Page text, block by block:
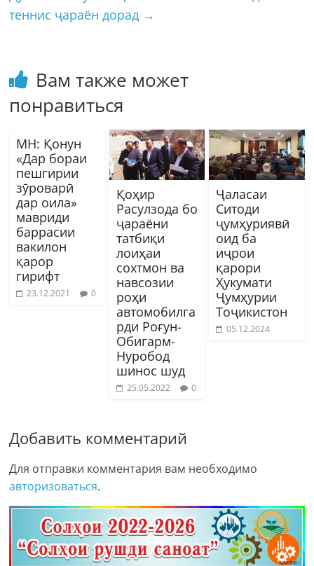
теннис ҷараён дорад →
Вам также может
понравиться
МН: Қонун
«Дар бораи
пешгирии
зӯроварӣ
дар оила»
мавриди
баррасии
вакилон
қарор
гирифт
23.12.2021 0
Қоҳир
Расулзода бо
ҷараёни
татбиқи
лоиҳаи
сохтмон ва
навсозии
роҳи
автомобилга
рди Роғун-
Обигарм-
Нуробод
шинос шуд
25.05.2022 0
Ҷаласаи
Ситоди
ҷумҳуриявӣ
оид ба
иҷрои
қарори
Ҳукумати
Ҷумҳурии
Тоҷикистон
05.12.2024
Добавить комментарий
Для отправки комментария вам необходимо
авторизоваться.